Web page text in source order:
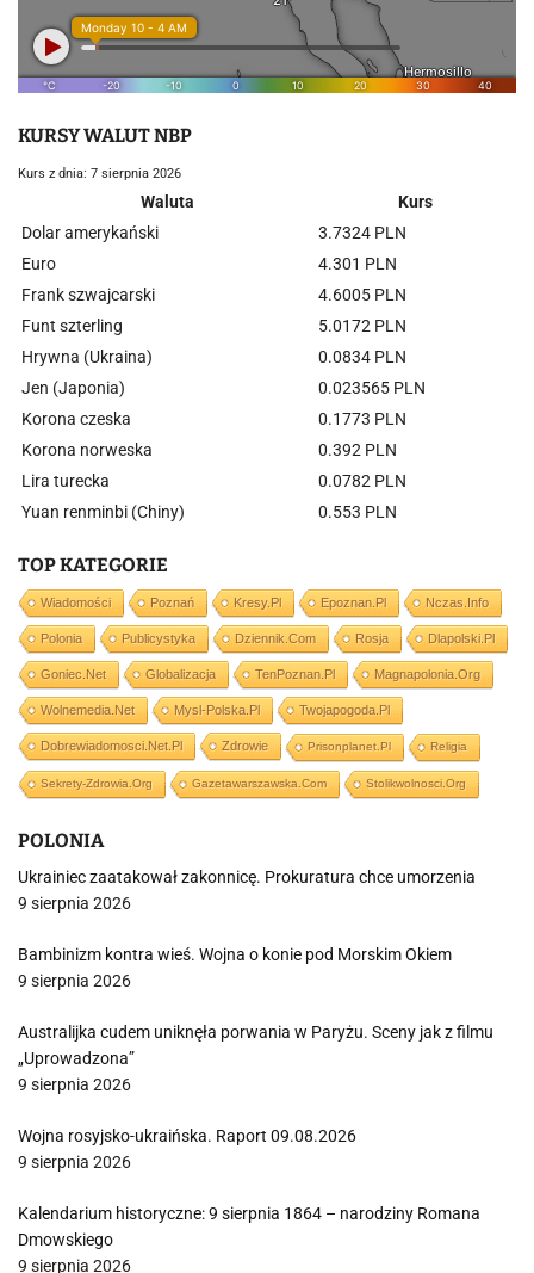
KURSY WALUT NBP
Kurs z dnia: 7 sierpnia 2026
Waluta
Kurs
Dolar amerykański
3.7324 PLN
Euro
4.301 PLN
Frank szwajcarski
4.6005 PLN
Funt szterling
5.0172 PLN
Hrywna (Ukraina)
0.0834 PLN
Jen (Japonia)
0.023565 PLN
Korona czeska
0.1773 PLN
Korona norweska
0.392 PLN
Lira turecka
0.0782 PLN
Yuan renminbi (Chiny)
0.553 PLN
TOP KATEGORIE
Wiadomości Poznań Kresy.pl Epoznan.pl Nczas.info
Polonia Publicystyka Dziennik.com Rosja Dlapolski.pl
Goniec.net Globalizacja TenPoznan.pl Magnapolonia.org
Wolnemedia.net Mysl-Polska.pl Twojapogoda.pl
Dobrewiadomosci.net.pl Zdrowie Prisonplanet.pl Religia
Sekrety-Zdrowia.org Gazetawarszawska.com Stolikwolnosci.org
POLONIA
Ukrainiec zaatakował zakonnicę. Prokuratura chce umorzenia
9 sierpnia 2026
Bambinizm kontra wieś. Wojna o konie pod Morskim Okiem
9 sierpnia 2026
Australijka cudem uniknęła porwania w Paryżu. Sceny jak z filmu
„Uprowadzona”
9 sierpnia 2026
Wojna rosyjsko-ukraińska. Raport 09.08.2026
9 sierpnia 2026
Kalendarium historyczne: 9 sierpnia 1864 – narodziny Romana
Dmowskiego
9 sierpnia 2026